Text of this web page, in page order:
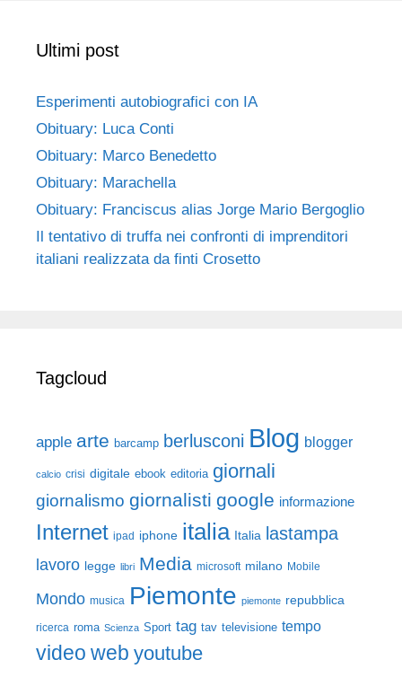
Ultimi post
Esperimenti autobiografici con IA
Obituary: Luca Conti
Obituary: Marco Benedetto
Obituary: Marachella
Obituary: Franciscus alias Jorge Mario Bergoglio
Il tentativo di truffa nei confronti di imprenditori
italiani realizzata da finti Crosetto
Tagcloud
apple arte barcamp berlusconi Blog blogger
calcio crisi digitale ebook editoria giornali
giornalismo giornalisti google informazione
Internet ipad iphone italia Italia lastampa
lavoro legge libri Media microsoft milano Mobile
Mondo musica Piemonte piemonte repubblica
ricerca roma Scienza Sport tag tav televisione tempo
video web youtube